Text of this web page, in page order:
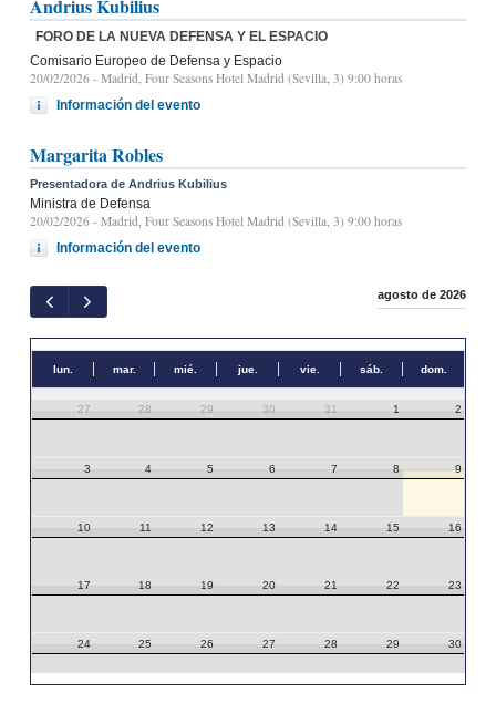
Andrius Kubilius
FORO DE LA NUEVA DEFENSA Y EL ESPACIO
Comisario Europeo de Defensa y Espacio
20/02/2026 - Madrid, Four Seasons Hotel Madrid (Sevilla, 3) 9:00 horas
Información del evento
Margarita Robles
Presentadora de Andrius Kubilius
Ministra de Defensa
20/02/2026 - Madrid, Four Seasons Hotel Madrid (Sevilla, 3) 9:00 horas
Información del evento
agosto de 2026
lun. mar. mié. jue. vie. sáb. dom.
27 28 29 30 31 1 2
3 4 5 6 7 8 9
10 11 12 13 14 15 16
17 18 19 20 21 22 23
24 25 26 27 28 29 30